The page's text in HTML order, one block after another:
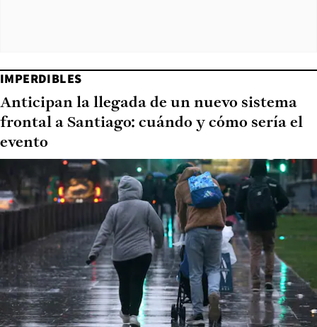
IMPERDIBLES
Anticipan la llegada de un nuevo sistema
frontal a Santiago: cuándo y cómo sería el
evento